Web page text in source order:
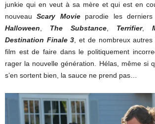
junkie qui en veut à sa mère et qui est en
nouveauScary Movieparodie les derniers
Halloween, The Substance, Terrifier,
Destination Finale 3, et de nombreux
film est de faire dans le politiquement
rager la nouvelle génération. Hélas, même si
s’en sortent bien, la sauce ne prend pas…